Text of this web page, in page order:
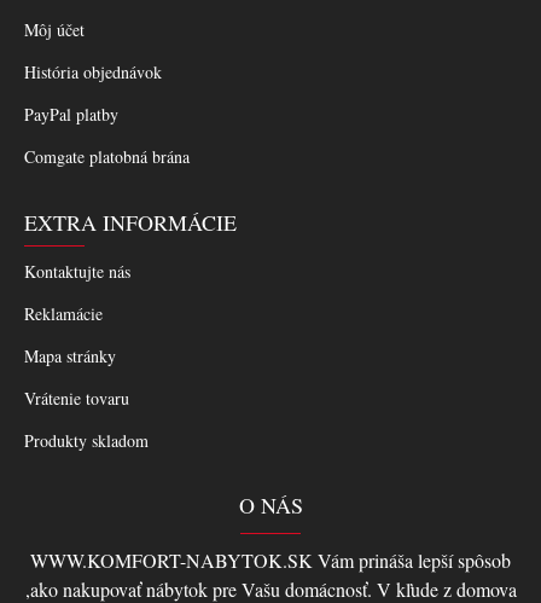
Môj účet
História objednávok
PayPal platby
Comgate platobná brána
EXTRA INFORMÁCIE
Kontaktujte nás
Reklamácie
Mapa stránky
Vrátenie tovaru
Produkty skladom
O NÁS
WWW.KOMFORT-NABYTOK.SK Vám prináša lepší spôsob
,ako nakupovať nábytok pre Vašu domácnosť. V kľude z domova